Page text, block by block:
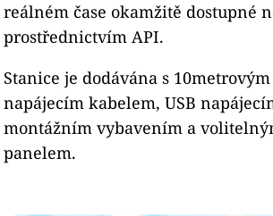
reálném čase okamžitě dostupné
prostřednictvím API.
Stanice je dodávána s
napájecím kabelem, USB
montážním vybavením a
panelem.